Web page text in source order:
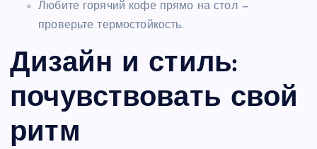
Любите горячий кофе прямо на стол —
проверьте термостойкость.
Дизайн и стиль:
почувствовать свой
ритм